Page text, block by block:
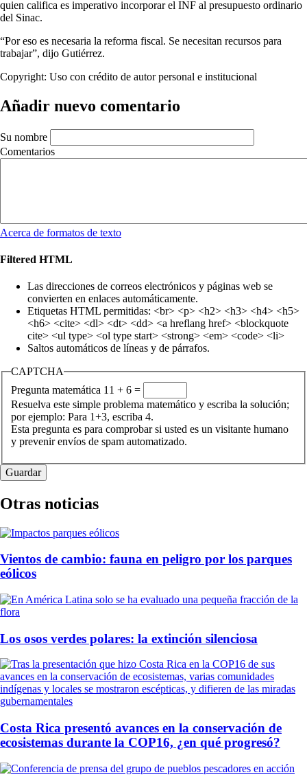
quien califica es imperativo incorporar el INF al presupuesto ordinario
del Sinac.
“Por eso es necesaria la reforma fiscal. Se necesitan recursos para
trabajar”, dijo Gutiérrez.
Copyright: Uso con crédito de autor personal e institucional
Añadir nuevo comentario
Su nombre
Comentarios
Acerca de formatos de texto
Filtered HTML
Las direcciones de correos electrónicos y páginas web se
convierten en enlaces automáticamente.
Etiquetas HTML permitidas: <br> <p> <h2> <h3> <h4> <h5>
<h6> <cite> <dl> <dt> <dd> <a hreflang href> <blockquote
cite> <ul type> <ol type start> <strong> <em> <code> <li>
Saltos automáticos de líneas y de párrafos.
CAPTCHA
Pregunta matemática 11 + 6 =
Resuelva este simple problema matemático y escriba la solución;
por ejemplo: Para 1+3, escriba 4.
Esta pregunta es para comprobar si usted es un visitante humano
y prevenir envíos de spam automatizado.
Otras noticias
Vientos de cambio: fauna en peligro por los parques
eólicos
Los osos verdes polares: la extinción silenciosa
Costa Rica presentó avances en la conservación de
ecosistemas durante la COP16, ¿en qué progresó?